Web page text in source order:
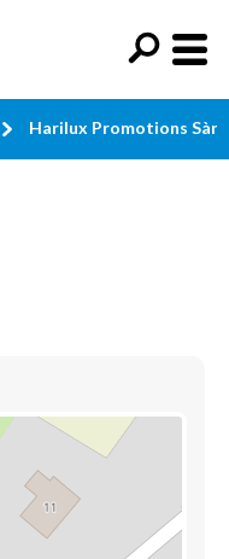
Harilux Promotions Sàrl